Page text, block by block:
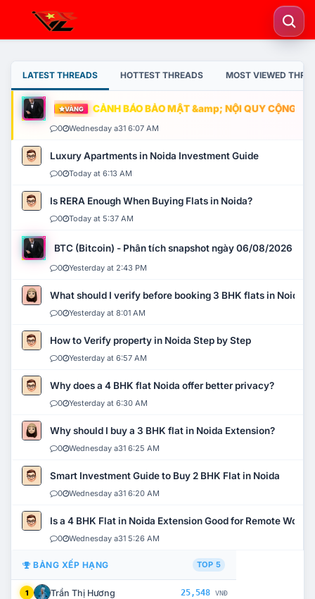
LATEST THREADS HOTTEST THREADS MOST VIEWED
VÀNG CẢNH BÁO BẢO MẬT &amp; NỘI QUY CỘNG
0 Wednesday a31 6:07 AM
Luxury Apartments in Noida Investment Guide
0 Today at 6:13 AM
Is RERA Enough When Buying Flats in Noida?
0 Today at 5:37 AM
BTC (Bitcoin) - Phân tích snapshot ngày 06/08/2026
0 Yesterday at 2:43 PM
What should I verify before booking 3 BHK flats in Noida?
0 Yesterday at 8:01 AM
How to Verify property in Noida Step by Step
0 Yesterday at 6:57 AM
Why does a 4 BHK flat Noida offer better privacy?
0 Yesterday at 6:30 AM
Why should I buy a 3 BHK flat in Noida Extension?
0 Wednesday a31 6:25 AM
Smart Investment Guide to Buy 2 BHK Flat in Noida
0 Wednesday a31 6:20 AM
Is a 4 BHK Flat in Noida Extension Good for Remote Work?
0 Wednesday a31 5:26 AM
BẢNG XẾP HẠNG TOP 5
1 Trần Thị Hương 25,548 VNĐ